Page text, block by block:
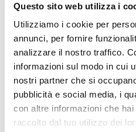
Questo sito web utilizza i
Utilizziamo i cookie per
annunci, per fornire
analizzare il nostro traffico.
informazioni sul modo in cui
nostri partner che si
pubblicità e social media, i
con altre informazioni che
raccolto dal tuo utilizzo dei